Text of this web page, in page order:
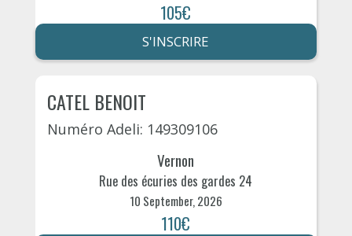
105€
S'INSCRIRE
CATEL BENOIT
Numéro Adeli: 149309106
Vernon
Rue des écuries des gardes 24
10 September, 2026
110€